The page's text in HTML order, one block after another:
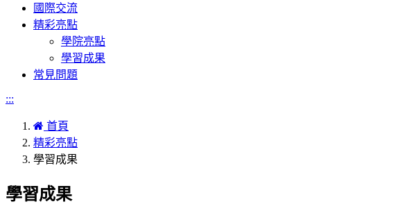
國際交流
精彩亮點
學院亮點
學習成果
常見問題
:::
首頁
精彩亮點
學習成果
學習成果